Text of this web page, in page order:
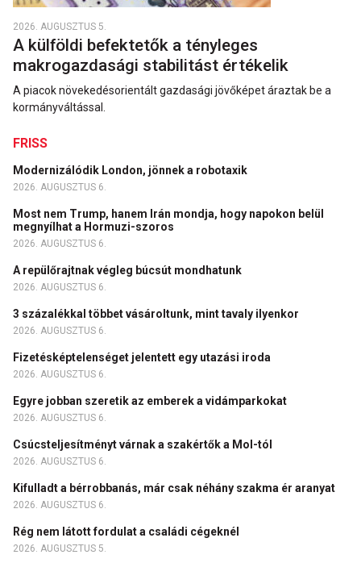
2026. AUGUSZTUS 5.
A külföldi befektetők a tényleges
makrogazdasági stabilitást értékelik
A piacok növekedésorientált gazdasági jövőképet áraztak be a
kormányváltással.
FRISS
Modernizálódik London, jönnek a robotaxik
2026. AUGUSZTUS 6.
Most nem Trump, hanem Irán mondja, hogy napokon belül
megnyílhat a Hormuzi-szoros
2026. AUGUSZTUS 6.
A repülőrajtnak végleg búcsút mondhatunk
2026. AUGUSZTUS 6.
3 százalékkal többet vásároltunk, mint tavaly ilyenkor
2026. AUGUSZTUS 6.
Fizetésképtelenséget jelentett egy utazási iroda
2026. AUGUSZTUS 6.
Egyre jobban szeretik az emberek a vidámparkokat
2026. AUGUSZTUS 6.
Csúcsteljesítményt várnak a szakértők a Mol-tól
2026. AUGUSZTUS 6.
Kifulladt a bérrobbanás, már csak néhány szakma ér aranyat
2026. AUGUSZTUS 6.
Rég nem látott fordulat a családi cégeknél
2026. AUGUSZTUS 5.